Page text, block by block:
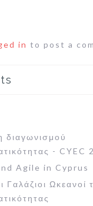
in to post a
διαγωνισμού
- CYEC
Agile in Cyprus
Γαλάζιοι Ωκεανοί